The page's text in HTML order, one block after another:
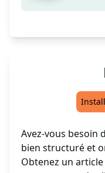
Avez-vous besoin
bien structuré et
Obtenez un